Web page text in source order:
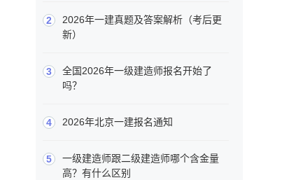
2
2026年一建真题及答案解析（考后更
新）
3
全国2026年一级建造师报名开始了
吗？
4 2026年北京一建报名通知
5
一级建造师跟二级建造师哪个含金量
高？有什么区别